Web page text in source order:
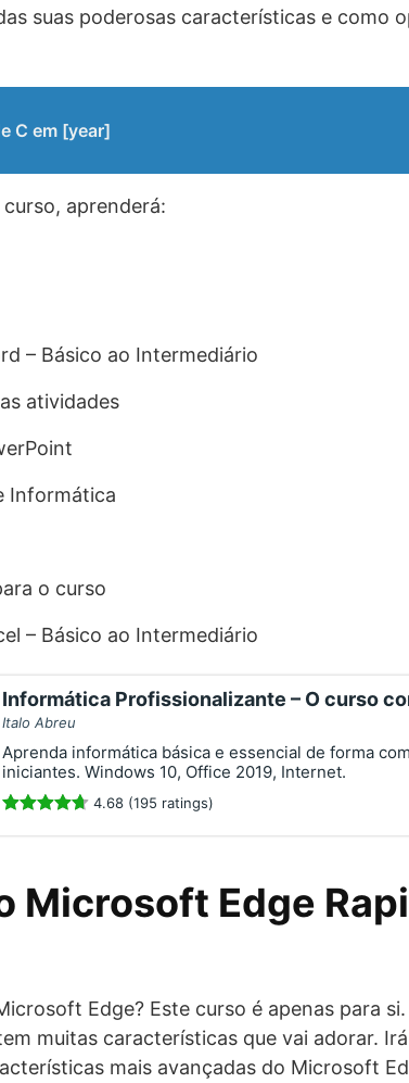
suas poderosas características e como
C em [year]
aprenderá:
– Básico ao Intermediário
atividades
Informática
o curso
– Básico ao Intermediário
Informática Profissionalizante – O curso
Italo Abreu
Aprenda informática básica e essencial de forma
iniciantes. Windows 10, Office 2019, Internet.
4.68 (195 ratings)
Microsoft Edge
Edge? Este curso é apenas para
muitas características que vai adorar.
mais avançadas do Microsoft